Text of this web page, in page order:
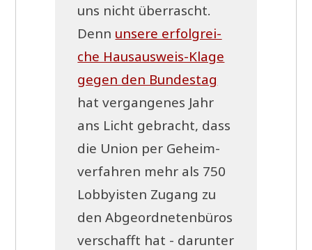
uns nicht über­rascht.
Denn unse­re erfolg­rei­
che Haus­aus­weis-Kla­ge
gegen den Bun­des­tag
hat ver­gan­ge­nes Jahr
ans Licht gebracht, dass
die Uni­on per Geheim­
ver­fah­ren mehr als 750
Lob­by­isten Zugang zu
den Abge­ord­ne­ten­bü­ros
ver­schafft hat - dar­un­ter